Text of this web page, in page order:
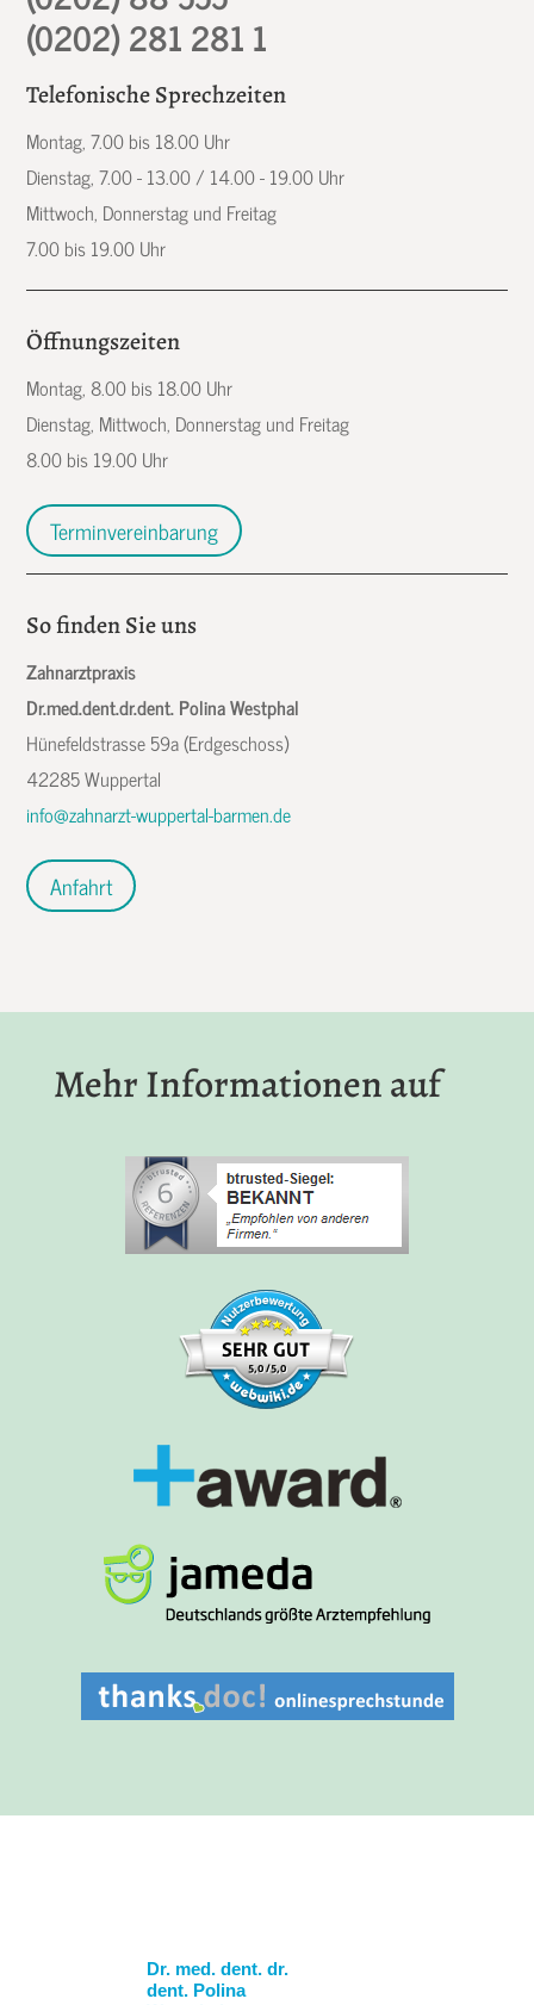
(0202) 281 281 1
Telefonische Sprechzeiten
Montag, 7.00 bis 18.00 Uhr
Dienstag, 7.00 - 13.00 / 14.00 - 19.00 Uhr
Mittwoch, Donnerstag und Freitag
7.00 bis 19.00 Uhr
Öffnungszeiten
Montag, 8.00 bis 18.00 Uhr
Dienstag, Mittwoch, Donnerstag und Freitag
8.00 bis 19.00 Uhr
Terminvereinbarung
So finden Sie uns
Zahnarztpraxis
Dr.med.dent.dr.dent. Polina Westphal
Hünefeldstrasse 59a (Erdgeschoss)
42285 Wuppertal
info@zahnarzt-wuppertal-barmen.de
Anfahrt
Mehr Informationen auf
Dr. med. dent. dr.
dent. Polina